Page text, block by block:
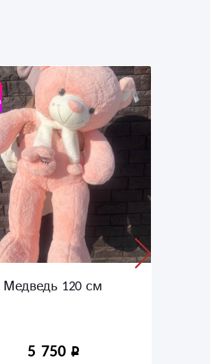
Медведь 120 см
5 750